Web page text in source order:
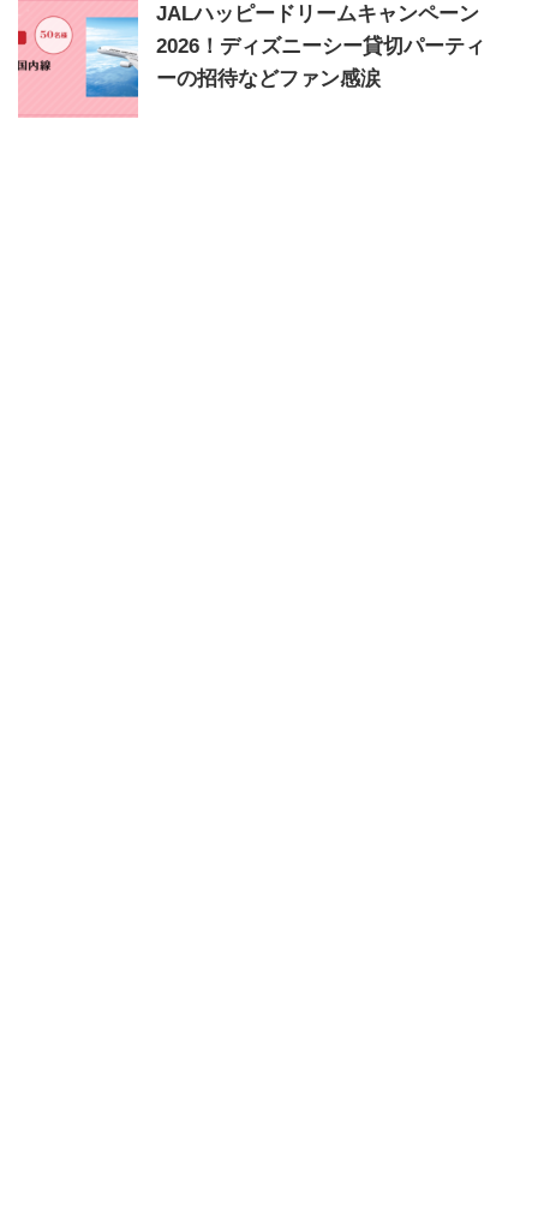
JALハッピードリームキャンペーン
2026！ディズニーシー貸切パーティ
ーの招待などファン感涙